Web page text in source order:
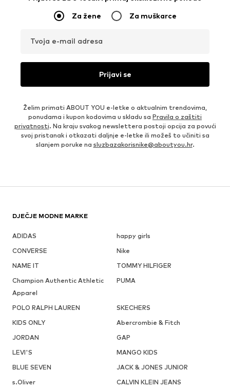
Za žene Za muškarce
Tvoja e-mail adresa
Prijavi se
Želim primati ABOUT YOU e-letke o aktualnim trendovima,
ponudama i kupon kodovima u skladu sa Pravila o zaštiti
privatnosti. Na kraju svakog newslettera postoji opcija za povući
svoj pristanak i otkazati daljnje e-letke ili možeš to učiniti sa
slanjem poruke na sluzbazakorisnike@aboutyou.hr.
DJEČJE MODNE MARKE
ADIDAS
happy girls
CONVERSE
Nike
NAME IT
TOMMY HILFIGER
Champion Authentic Athletic
Apparel
PUMA
POLO RALPH LAUREN
SKECHERS
KIDS ONLY
Abercrombie & Fitch
JORDAN
GAP
LEVI'S
MANGO KIDS
BLUE SEVEN
JACK & JONES JUNIOR
s.Oliver
CALVIN KLEIN JEANS